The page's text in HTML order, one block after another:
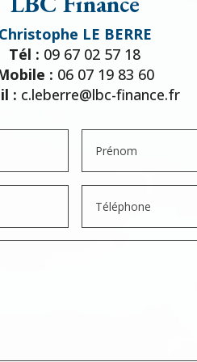
LE BERRE
Tél : 09 67 02 57 18
: 06 07 19 83 60
: c.leberre@lbc-finance.fr